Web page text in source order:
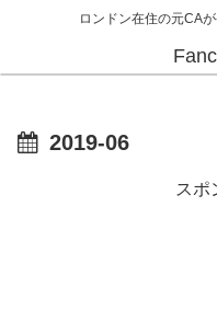
ロンドン在住の元CA
2019-06
スポ